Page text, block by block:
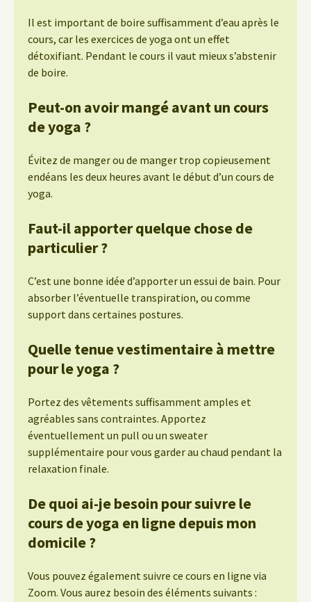
Il est important de boire suffisamment d’eau après le
cours, car les exercices de yoga ont un effet
détoxifiant. Pendant le cours il vaut mieux s’abstenir
de boire.
Peut-on avoir mangé avant un cours
de yoga ?
Évitez de manger ou de manger trop copieusement
endéans les deux heures avant le début d’un cours de
yoga.
Faut-il apporter quelque chose de
particulier ?
C’est une bonne idée d’apporter un essui de bain. Pour
absorber l’éventuelle transpiration, ou comme
support dans certaines postures.
Quelle tenue vestimentaire à mettre
pour le yoga ?
Portez des vêtements suffisamment amples et
agréables sans contraintes. Apportez
éventuellement un pull ou un sweater
supplémentaire pour vous garder au chaud pendant la
relaxation finale.
De quoi ai-je besoin pour suivre le
cours de yoga en ligne depuis mon
domicile ?
Vous pouvez également suivre ce cours en ligne via
Zoom. Vous aurez besoin des éléments suivants :